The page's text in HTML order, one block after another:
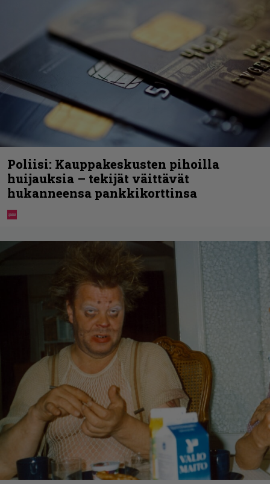
Poliisi: Kauppakeskusten pihoilla
huijauksia – tekijät väittävät
hukanneensa pankkikorttinsa